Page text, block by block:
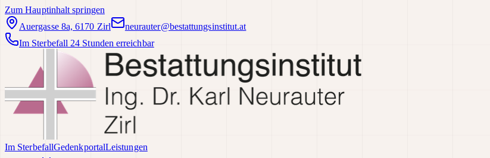
Zum Hauptinhalt springen
Auergasse 8a, 6170 Zirl
neurauter@bestattungsinstitut.at
Im Sterbefall 24 Stunden erreichbar
Im SterbefallGedenkportalLeistungen